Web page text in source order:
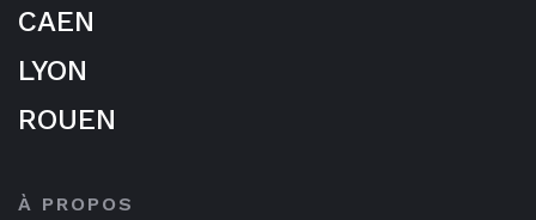
CAEN
LYON
ROUEN
À PROPOS